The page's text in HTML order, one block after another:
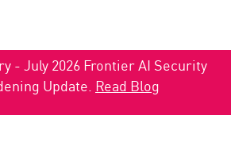
- July 2026 Frontier AI Security
Update. Read Blog